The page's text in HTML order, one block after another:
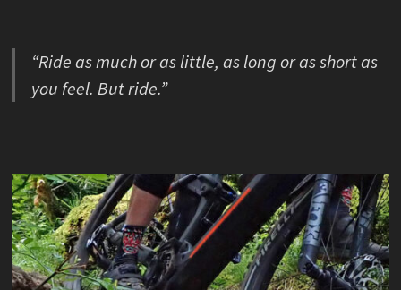
“Ride as much or as little, as long or as short as
you feel. But ride.”